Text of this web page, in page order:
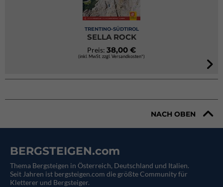
TRENTINO-SÜDTIROL
SELLA ROCK
Preis: 38,00 €
(inkl. MwSt. zzgl. Versandkosten*)
NACH OBEN
BERGSTEIGEN.com
Thema Bergsteigen in Österreich, Deutschland und Italien.
Seit Jahren ist bergsteigen.com die größte Community für
Kletterer und Bergsteiger.